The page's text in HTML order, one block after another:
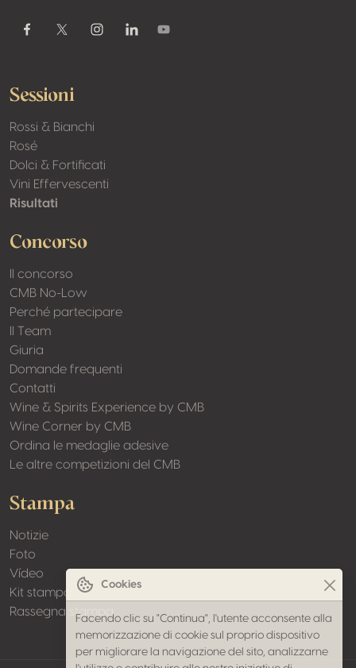
FacebookTwitter / XInstagramLinkedinYoutube
Sessioni
Rossi & Bianchi
Rosé
Dolci & Fortificati
Vini Effervescenti
Risultati
Concorso
Il concorso
CMB No-Low
Perché partecipare
Il Team
Giuria
Domande frequenti
Contatti
Wine & Spirits Experience by CMB
Wine Corner by CMB
Ordina le medaglie adesive
Le altre competizioni del CMB
Stampa
Notizie
Foto
Vídeo
Kit stampa
Rassegna stampa
Cookies
Facendo clic su "Continua", l'utente acconsente alla
memorizzazione di cookie sul proprio dispositivo
per migliorare la navigazione del sito, analizzarne